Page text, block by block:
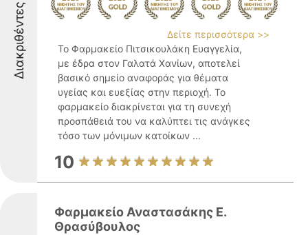
Διακριθέντες
Δείτε περισσότερα >>
Το Φαρμακείο Πιτσικουλάκη Ευαγγελία,
με έδρα στον Γαλατά Χανίων, αποτελεί
βασικό σημείο αναφοράς για θέματα
υγείας και ευεξίας στην περιοχή. Το
φαρμακείο διακρίνεται για τη συνεχή
προσπάθειά του να καλύπτει τις ανάγκες
τόσο των μόνιμων κατοίκων ...
10
Φαρμακείο Αναστασάκης E.
Θρασύβουλος